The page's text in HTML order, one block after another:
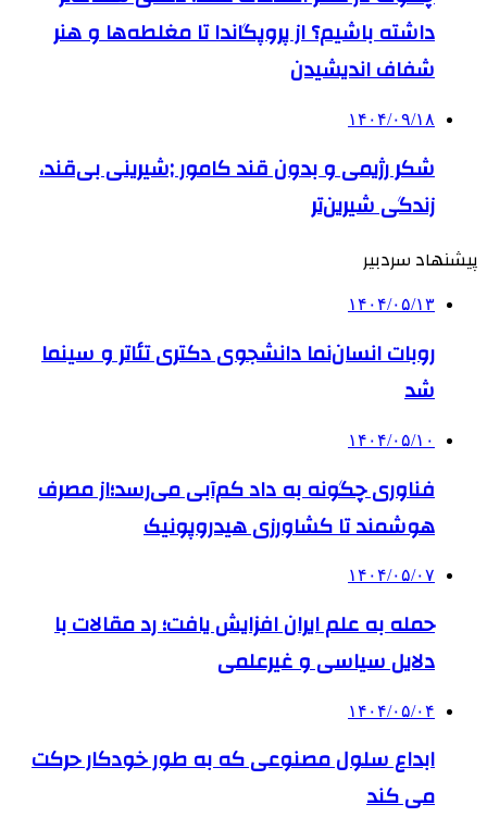
داشته باشیم؟ از پروپگاندا تا مغلطه‌ها و هنر
شفاف اندیشیدن
۱۴۰۴/۰۹/۱۸
شکر رژیمی و بدون قند کامور ;شیرینی بی‌قند،
زندگی شیرین‌تر
پیشنهاد سردبیر
۱۴۰۴/۰۵/۱۳
روبات انسان‌نما دانشجوی دکتری تئاتر و سینما
شد
۱۴۰۴/۰۵/۱۰
فناوری چگونه به داد کم‌آبی می‌رسد؛از مصرف
هوشمند تا کشاورزی هیدروپونیک
۱۴۰۴/۰۵/۰۷
حمله به علم ایران افزایش یافت؛ رد مقالات با
دلایل سیاسی و غیرعلمی
۱۴۰۴/۰۵/۰۴
ابداع سلول مصنوعی که به طور خودکار حرکت
می کند